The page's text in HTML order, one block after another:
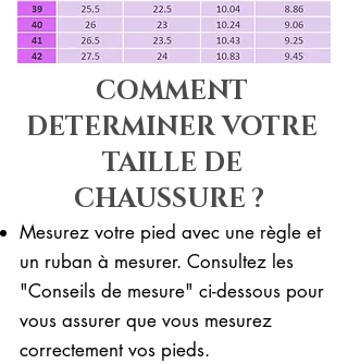
COMMENT
DETERMINER VOTRE
TAILLE DE
CHAUSSURE ?
Mesurez votre pied avec une règle et
un ruban à mesurer. Consultez les
"Conseils de mesure" ci-dessous pour
vous assurer que vous mesurez
correctement vos pieds. ​​